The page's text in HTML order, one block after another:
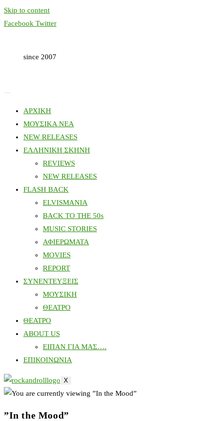
Skip to content
Facebook Twitter
since 2007
ΑΡΧΙΚΗ
ΜΟΥΣΙΚΑ ΝΕΑ
NEW RELEASES
ΕΛΛΗΝΙΚΗ ΣΚΗΝΗ
REVIEWS
NEW RELEASES
FLASH BACK
ELVISMANIA
BACK TO THE 50s
MUSIC STORIES
ΑΦΙΕΡΩΜΑΤΑ
MOVIES
REPORT
ΣΥΝΕΝΤΕΥΞΕΙΣ
ΜΟΥΣΙΚΗ
ΘΕΑΤΡΟ
ΘΕΑΤΡΟ
ABOUT US
ΕΙΠΑΝ ΓΙΑ ΜΑΣ….
ΕΠΙΚΟΙΝΩΝΙΑ
X
”In the Mood”